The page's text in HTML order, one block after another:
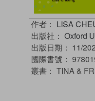
作者： LISA
出版社： Oxford
出版日期： 11/
國際書號：
叢書： TINA &